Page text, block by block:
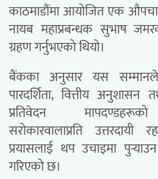
काठमाडौंमा आयोजित एक
नायब महाप्रबन्धक सुभाष
ग्रहण गर्नुभएको थियो।
बैंकका अनुसार यस
पारदर्शिता, वित्तीय अनुशासन
प्रतिवेदन
सरोकारवालाप्रति
प्रयासलाई थप उचाइमा
गरिएको छ।